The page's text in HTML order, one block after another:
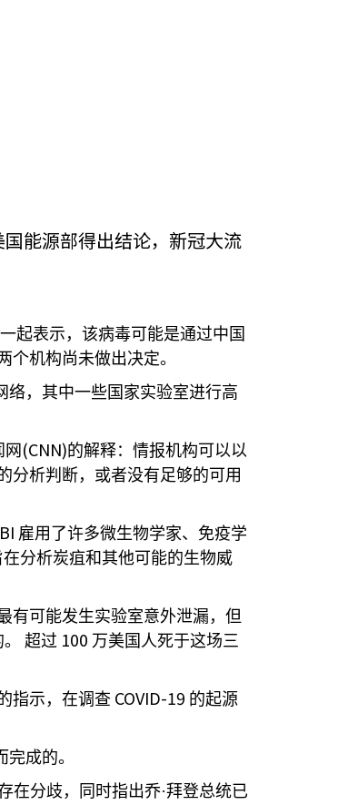
能源部得出结论，新冠大流
一起表示，该病毒可能是通过中国
机构尚未做出决定。
络，其中一些国家实验室进行高
(CNN)的解释：情报机构可以以
分析判断，或者没有足够的可用
雇用了许多微生物学家、免疫学
分析炭疽和其他可能的生物威
有可能发生实验室意外泄漏，但
超过 100 万美国人死于这场三
指示，在调查 COVID-19 的起源
成的。
在分歧，同时指出乔·拜登总统已